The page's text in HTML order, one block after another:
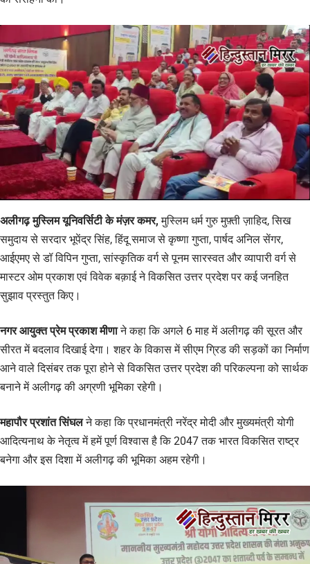
अलीगढ़ मुस्लिम यूनिवर्सिटी के मंज़र कमर,मुस्लिम धर्म गुरु मुफ़्ती ज़ाहिद, सिख
समुदाय से सरदार भूपेंद्र सिंह, हिंदू समाज से कृष्णा गुप्ता, पार्षद अनिल सेंगर,
आईएमए से डॉ विपिन गुप्ता, सांस्कृतिक वर्ग से पूनम सारस्वत और व्यापारी वर्ग से
मास्टर ओम प्रकाश एवं विवेक बक़ाई ने विकसित उत्तर प्रदेश पर कई जनहित
सुझाव प्रस्तुत किए।
नगर आयुक्त प्रेम प्रकाश मीणाने कहा कि अगले 6 माह में अलीगढ़ की सूरत और
सीरत में बदलाव दिखाई देगा। शहर के विकास में सीएम ग्रिड की सड़कों का निर्माण
आने वाले दिसंबर तक पूरा होने से विकसित उत्तर प्रदेश की परिकल्पना को सार्थक
बनाने में अलीगढ़ की अग्रणी भूमिका रहेगी।
महापौर प्रशांत सिंघलने कहा कि प्रधानमंत्री नरेंद्र मोदी और मुख्यमंत्री योगी
आदित्यनाथ के नेतृत्व में हमें पूर्ण विश्वास है कि 2047 तक भारत विकसित राष्ट्र
बनेगा और इस दिशा में अलीगढ़ की भूमिका अहम रहेगी।